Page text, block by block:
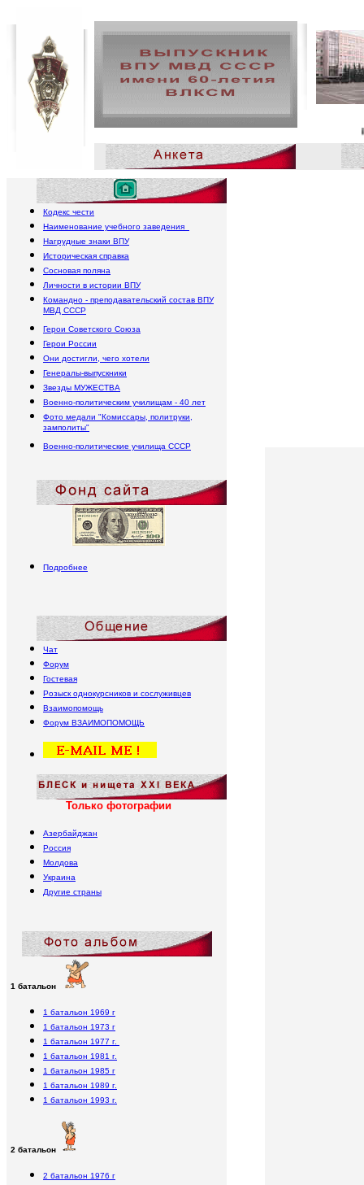
Кодекс чести
Наименование учебного заведения
Нагрудные знаки ВПУ
Историческая справка
Сосновая поляна
Личности в истории ВПУ
Командно - преподавательский состав ВПУ
МВД СССР
Герои Советского Союза
Герои России
Они достигли, чего хотели
Генералы-выпускники
Звезды МУЖЕСТВА
Военно-политическим училищам - 40 лет
Фото медали "Комиссары, политруки,
замполиты"
Военно-политические училища СССР
Подробнее
Чат
Форум
Гостевая
Розыск однокурсников и сослуживцев
Взаимопомощь
Форум ВЗАИМОПОМОЩЬ
Только фотографии
Азербайджан
Россия
Молдова
Украина
Другие страны
1 батальон
1 батальон 1969 г
1 батальон 1973 г
1 батальон 1977 г.
1 батальон 1981 г.
1 батальон 1985 г
1 батальон 1989 г.
1 батальон 1993 г.
2 батальон
2 батальон 1976 г